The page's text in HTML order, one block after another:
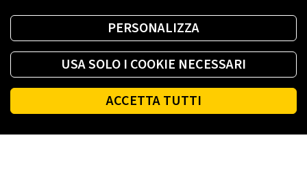
PERSONALIZZA
USA SOLO I COOKIE NECESSARI
ACCETTA TUTTI
Fai il pieno di energia ovunque tu sia.
SCARICA L'APP
Richiedi una colonnina
Footer
Eni Plenitude S.p.A. Società Benefit